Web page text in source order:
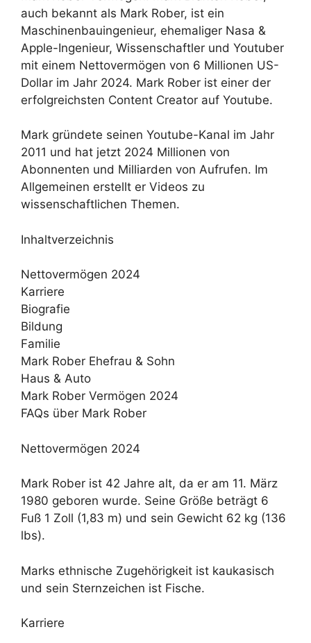
auch bekannt als Mark Rober, ist ein
Maschinenbauingenieur, ehemaliger Nasa &
Apple-Ingenieur, Wissenschaftler und Youtuber
mit einem Nettovermögen von 6 Millionen US-
Dollar im Jahr 2024. Mark Rober ist einer der
erfolgreichsten Content Creator auf Youtube.
Mark gründete seinen Youtube-Kanal im Jahr
2011 und hat jetzt 2024 Millionen von
Abonnenten und Milliarden von Aufrufen. Im
Allgemeinen erstellt er Videos zu
wissenschaftlichen Themen.
Inhaltverzeichnis
Nettovermögen 2024
Karriere
Biografie
Bildung
Familie
Mark Rober Ehefrau & Sohn
Haus & Auto
Mark Rober Vermögen 2024
FAQs über Mark Rober
Nettovermögen 2024
Mark Rober ist 42 Jahre alt, da er am 11. März
1980 geboren wurde. Seine Größe beträgt 6
Fuß 1 Zoll (1,83 m) und sein Gewicht 62 kg (136
lbs).
Marks ethnische Zugehörigkeit ist kaukasisch
und sein Sternzeichen ist Fische.
Karriere